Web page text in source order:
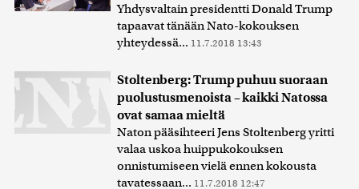
Yhdysvaltain presidentti Donald Trump
tapaavat tänään Nato-kokouksen
yhteydessä... 11.7.2018 13:43
Stoltenberg: Trump puhuu suoraan
puolustusmenoista – kaikki Natossa
ovat samaa mieltä
Naton pääsihteeri Jens Stoltenberg yritti
valaa uskoa huippukokouksen
onnistumiseen vielä ennen kokousta
tavatessaan... 11.7.2018 12:47